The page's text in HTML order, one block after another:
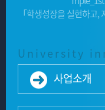
「학생성장을 실현하고
University
사업소개